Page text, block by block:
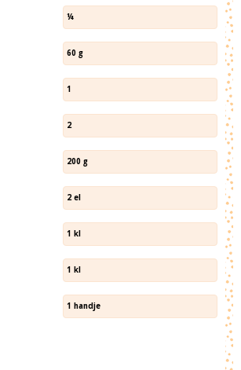
¼
60 g
1
2
200 g
2 el
1 kl
1 kl
1 handje